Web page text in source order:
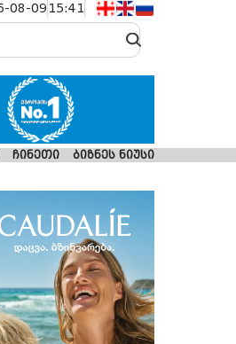
08-09 15:41
ჩინეთი ბიზნეს ნიუსი